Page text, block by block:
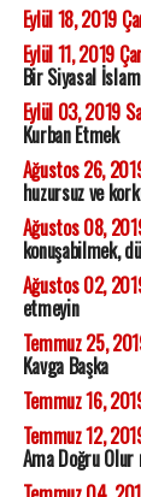
Eylül 18, 2019
Eylül 11, 2019
Bir Siyasal
Eylül 03, 2019
Kurban Etmek
Ağustos 26,
huzursuz ve
Ağustos 08,
konuşabilmek,
Ağustos 02,
etmeyin
Temmuz 25,
Kavga Başka
Temmuz 16,
Temmuz 12,
Ama Doğru Olur